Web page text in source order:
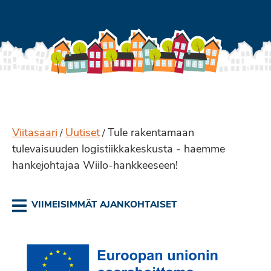
Viitasaari / Uutiset / Tule rakentamaan
tulevaisuuden logistiikkakeskusta - haemme
hankejohtajaa Wiilo-hankkeeseen!
VIIMEISIMMÄT AJANKOHTAISET